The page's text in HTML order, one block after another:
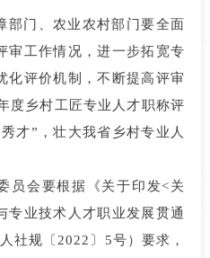
部门、农业农村部门要全面
审工作情况，进一步拓宽专
化评价机制，不断提高评审
度乡村工匠专业人才职称评
才”，壮大我省乡村专业人
员会要根据《关于印发<关
专业技术人才职业发展贯通
社规〔2022〕5号）要求，